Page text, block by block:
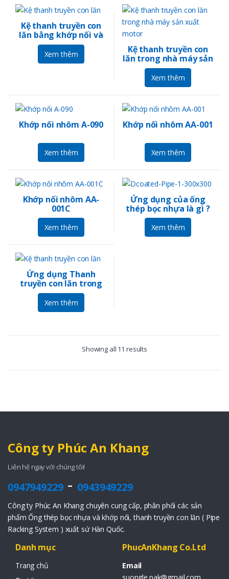
Kệ thanh truyền con
lăn bằng khớp nối và
ống ABS
Xem thêm
Kệ thanh truyền con
lăn trong nhà máy sản
xuất motor
Xem thêm
Khớp nối nhôm A-090
Xem thêm
Khớp nối nhôm AA-001
Xem thêm
Khớp nối nhôm AA-
001C
Xem thêm
Ứng dụng của ống
thép bọc nhựa là gì ?
Xem thêm
Ứng dụng Thanh
truyền con lăn trong
nhà xưởng như thế
nào ?
Xem thêm
Showing all 11 results
Công ty Phúc An Khang
Liên hệ ngay với chúng tôi!
0947949229- 0943949229
Công ty Phúc An Khang chuyên cung cấp, phân phối các sản
phẩm Ống thép bọc nhựa và khớp nối, thanh truyền con lăn ( Pipe
Racking System ) xuất sứ Hàn Quốc.
Danh mục
Trang chủ
PhucAnKhang Co.Ltd
Email